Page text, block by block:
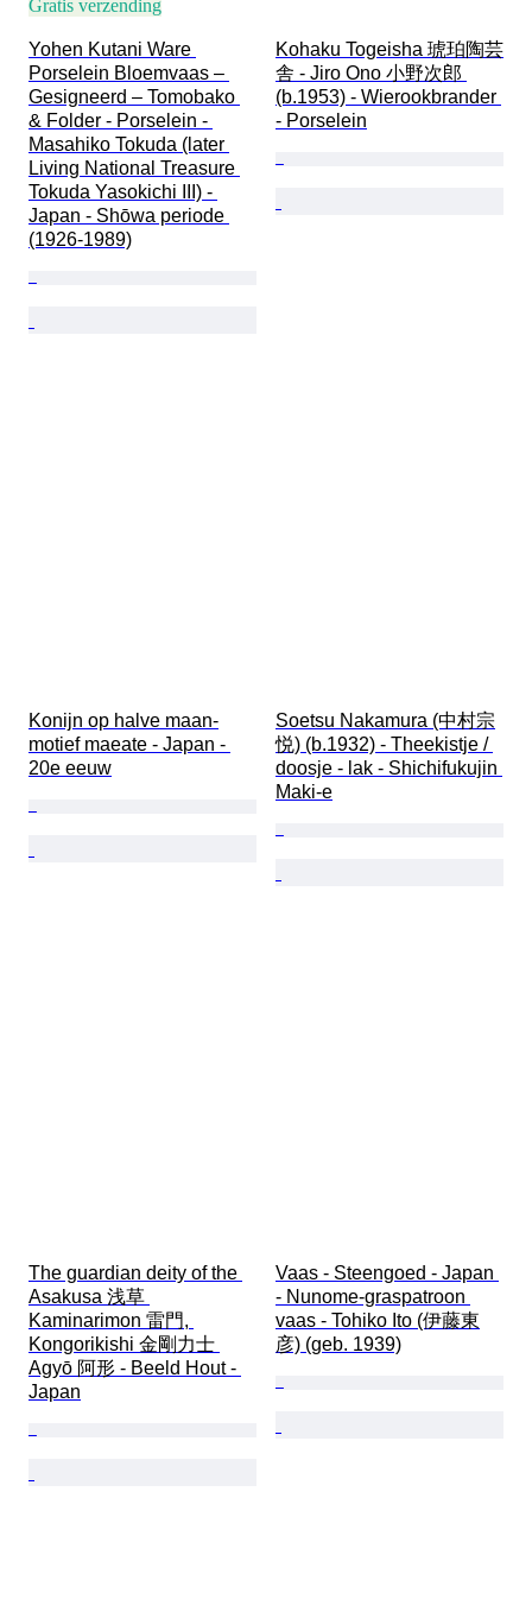
Gratis verzending
Yohen Kutani Ware
Porselein Bloemvaas –
Gesigneerd – Tomobako
& Folder - Porselein -
Masahiko Tokuda (later
Living National Treasure
Tokuda Yasokichi III) -
Japan - Shōwa periode
(1926-1989)
Kohaku Togeisha 琥珀陶芸
舎 - Jiro Ono 小野次郎
(b.1953) - Wierookbrander
- Porselein
Konijn op halve maan-
motief maeate - Japan -
20e eeuw
Soetsu Nakamura (中村宗
悦) (b.1932) - Theekistje /
doosje - lak - Shichifukujin
Maki-e
The guardian deity of the
Asakusa 浅草
Kaminarimon 雷門,
Kongorikishi 金剛力士
Agyō 阿形 - Beeld Hout -
Japan
Vaas - Steengoed - Japan
- Nunome-graspatroon
vaas - Tohiko Ito (伊藤東
彦) (geb. 1939)